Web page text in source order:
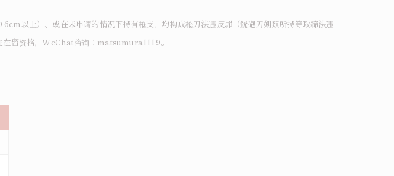
以上）、或在未申请的情况下持有枪支，均构成枪刀法违反罪（銃砲刀剣類所持等取締法违
在留资格，WeChat咨询：matsumura1119。